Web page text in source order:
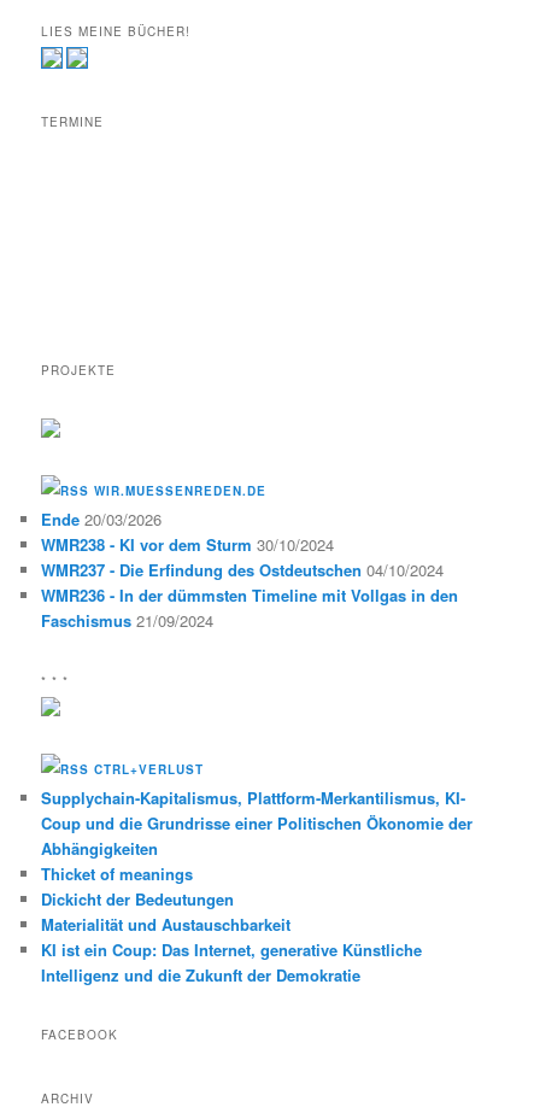
LIES MEINE BÜCHER!
TERMINE
PROJEKTE
WIR.MUESSENREDEN.DE
Ende 20/03/2026
WMR238 - KI vor dem Sturm 30/10/2024
WMR237 - Die Erfindung des Ostdeutschen 04/10/2024
WMR236 - In der dümmsten Timeline mit Vollgas in den
Faschismus 21/09/2024
* * *
CTRL+VERLUST
Supplychain-Kapitalismus, Plattform-Merkantilismus, KI-
Coup und die Grundrisse einer Politischen Ökonomie der
Abhängigkeiten
Thicket of meanings
Dickicht der Bedeutungen
Materialität und Austauschbarkeit
KI ist ein Coup: Das Internet, generative Künstliche
Intelligenz und die Zukunft der Demokratie
FACEBOOK
ARCHIV